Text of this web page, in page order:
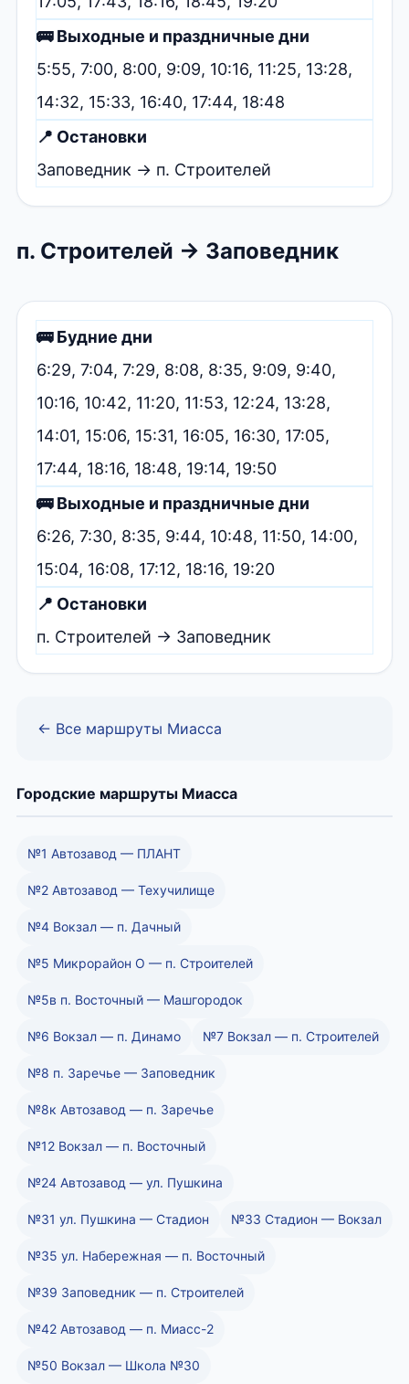
🚌 Выходные и праздничные дни
5:55, 7:00, 8:00, 9:09, 10:16, 11:25, 13:28,
14:32, 15:33, 16:40, 17:44, 18:48
📍 Остановки
Заповедник → п. Строителей
п. Строителей → Заповедник
🚌 Будние дни
6:29, 7:04, 7:29, 8:08, 8:35, 9:09, 9:40,
10:16, 10:42, 11:20, 11:53, 12:24, 13:28,
14:01, 15:06, 15:31, 16:05, 16:30, 17:05,
17:44, 18:16, 18:48, 19:14, 19:50
🚌 Выходные и праздничные дни
6:26, 7:30, 8:35, 9:44, 10:48, 11:50, 14:00,
15:04, 16:08, 17:12, 18:16, 19:20
📍 Остановки
п. Строителей → Заповедник
← Все маршруты Миасса
Городские маршруты Миасса
№1 Автозавод — ПЛАНТ
№2 Автозавод — Техучилище
№4 Вокзал — п. Дачный
№5 Микрорайон О — п. Строителей
№5в п. Восточный — Машгородок
№6 Вокзал — п. Динамо №7 Вокзал — п. Строителей
№8 п. Заречье — Заповедник
№8к Автозавод — п. Заречье
№12 Вокзал — п. Восточный
№24 Автозавод — ул. Пушкина
№31 ул. Пушкина — Стадион №33 Стадион — Вокзал
№35 ул. Набережная — п. Восточный
№39 Заповедник — п. Строителей
№42 Автозавод — п. Миасс-2
№50 Вокзал — Школа №30